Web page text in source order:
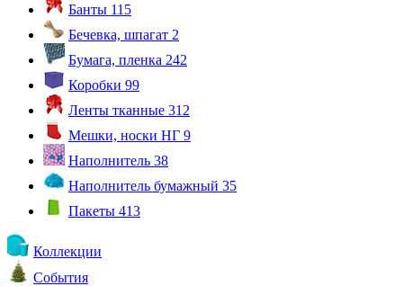
Банты 115
Бечевка, шпагат 2
Бумага, пленка 242
Коробки 99
Ленты тканные 312
Мешки, носки НГ 9
Наполнитель 38
Наполнитель бумажный 35
Пакеты 413
Коллекции
События